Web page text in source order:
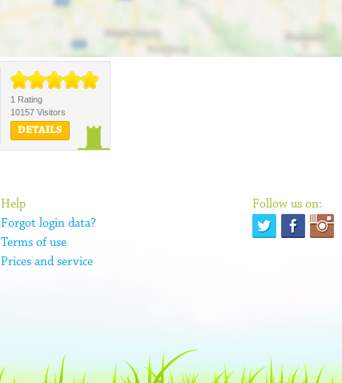
1 Rating
10157 Visitors
DETAILS
Help
Forgot login data?
Terms of use
Prices and service
Follow us on: